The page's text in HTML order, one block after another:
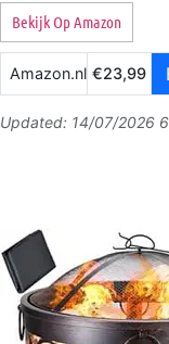
Bekijk Op Amazon
Amazon.nl €23,99
Updated: 14/07/2026